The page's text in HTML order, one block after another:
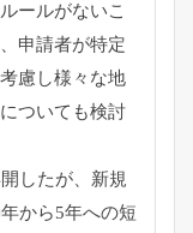
ールがないこ
申請者が特定
慮し様々な地
ついても検討
したが、 新規
から5年への短